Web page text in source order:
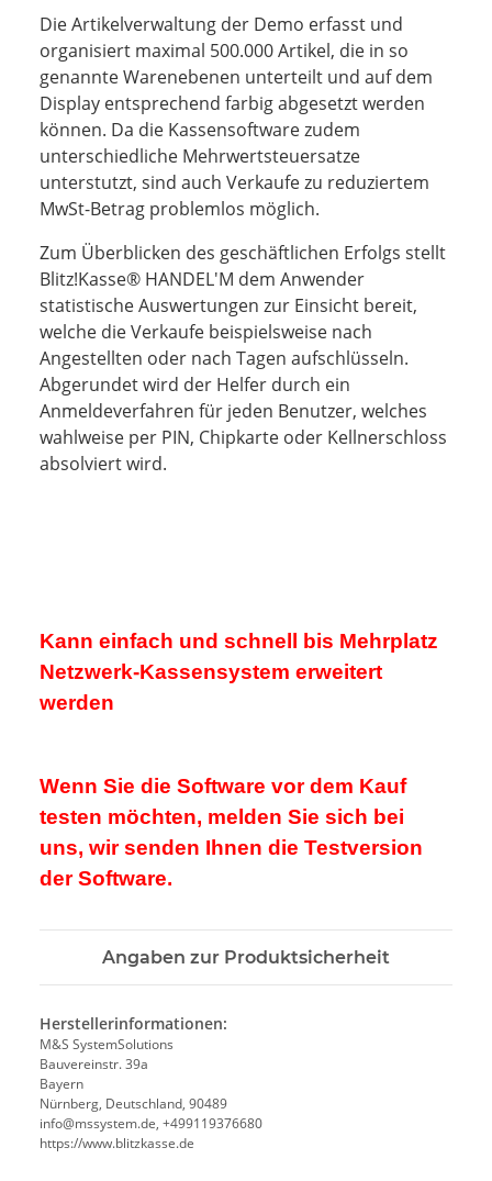
Die Artikelverwaltung der Demo erfasst und
organisiert maximal 500.000 Artikel, die in so
genannte Warenebenen unterteilt und auf dem
Display entsprechend farbig abgesetzt werden
können. Da die Kassensoftware zudem
unterschiedliche Mehrwertsteuersatze
unterstutzt, sind auch Verkaufe zu reduziertem
MwSt-Betrag problemlos möglich.
Zum Überblicken des geschäftlichen Erfolgs stellt
Blitz!Kasse® HANDEL'M dem Anwender
statistische Auswertungen zur Einsicht bereit,
welche die Verkaufe beispielsweise nach
Angestellten oder nach Tagen aufschlüsseln.
Abgerundet wird der Helfer durch ein
Anmeldeverfahren für jeden Benutzer, welches
wahlweise per PIN, Chipkarte oder Kellnerschloss
absolviert wird.
Kann einfach und schnell bis Mehrplatz
Netzwerk-Kassensystem erweitert
werden
Wenn Sie die Software vor dem Kauf
testen möchten, melden Sie sich bei
uns, wir senden Ihnen die Testversion
der Software.
Angaben zur Produktsicherheit
Herstellerinformationen:
M&S SystemSolutions
Bauvereinstr. 39a
Bayern
Nürnberg, Deutschland, 90489
info@mssystem.de, +499119376680
https://www.blitzkasse.de